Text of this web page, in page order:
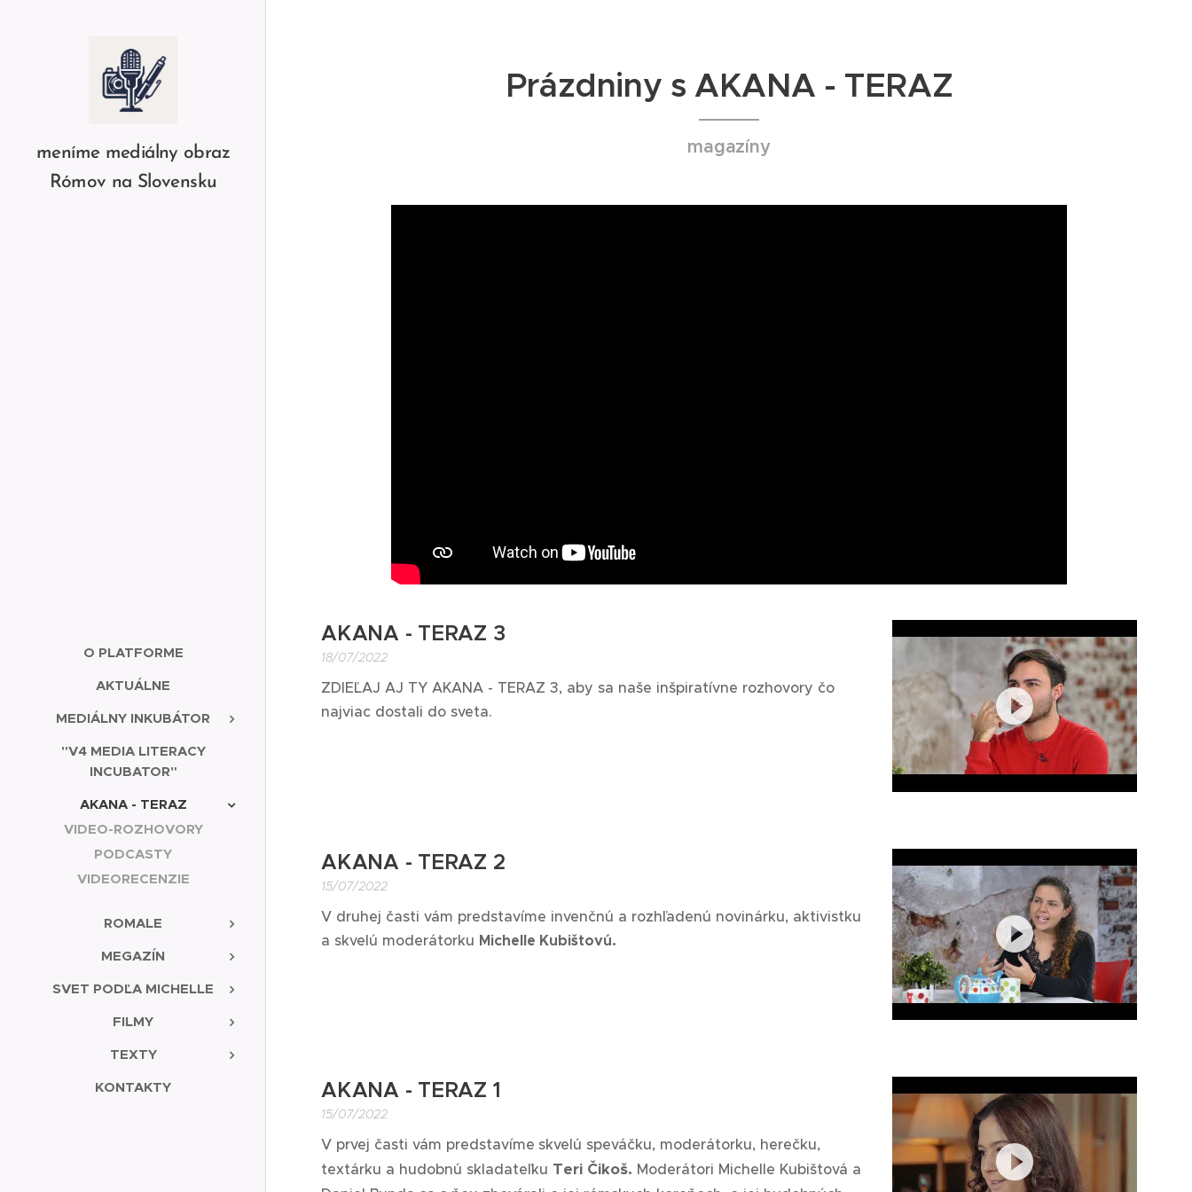
meníme mediálny obraz
Rómov na Slovensku
O PLATFORME
AKTUÁLNE
MEDIÁLNY INKUBÁTOR
"V4 MEDIA LITERACY
INCUBATOR"
AKANA - TERAZ
VIDEO-ROZHOVORY
PODCASTY
VIDEORECENZIE
ROMALE
MEGAZÍN
SVET PODĽA MICHELLE
FILMY
TEXTY
KONTAKTY
Prázdniny s AKANA - TERAZ
magazíny
AKANA - TERAZ 3
18/07/2022
ZDIEĽAJ AJ TY AKANA - TERAZ 3, aby sa naše inšpiratívne rozhovory čo
najviac dostali do sveta.
AKANA - TERAZ 2
15/07/2022
V druhej časti vám predstavíme invenčnú a rozhľadenú novinárku, aktivistku
a skvelú moderátorku Michelle Kubištovú.
AKANA - TERAZ 1
15/07/2022
V prvej časti vám predstavíme skvelú speváčku, moderátorku, herečku,
textárku a hudobnú skladateľku Teri Čikoš. Moderátori Michelle Kubištová a